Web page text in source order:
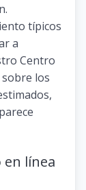
típicos
a
Centro
los
en línea